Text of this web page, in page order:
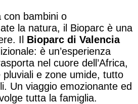
con bambini o
la natura, il Bioparc è una
Il Bioparc di Valencia
è un’esperienza
nel cuore dell’Africa,
e zone umide, tutto
Un viaggio emozionante ed
tutta la famiglia.